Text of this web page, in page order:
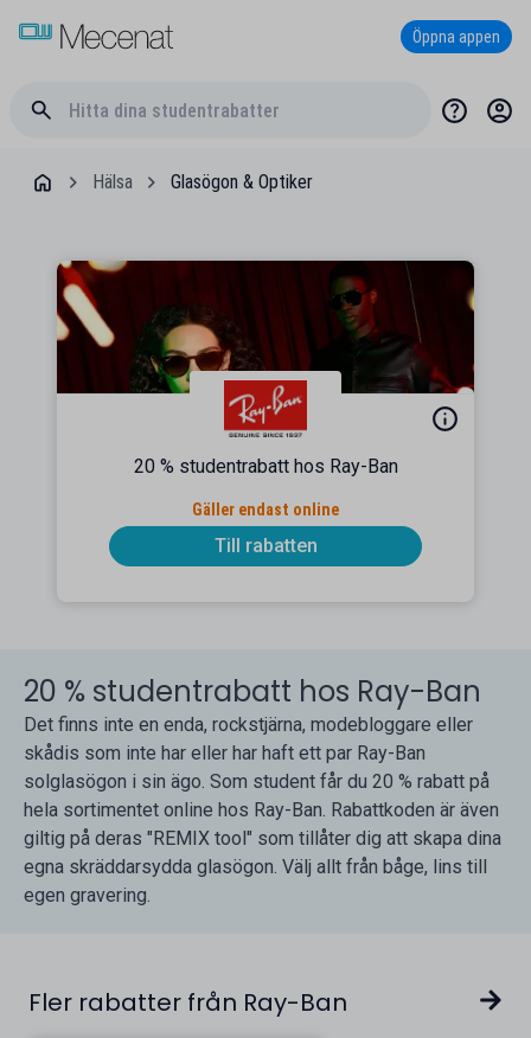
Öppna appen
Hälsa Glasögon & Optiker
20 % studentrabatt hos Ray-Ban
Gäller endast online
Till rabatten
20 % studentrabatt hos Ray-Ban
Det finns inte en enda, rockstjärna, modebloggare eller
skådis som inte har eller har haft ett par Ray-Ban
solglasögon i sin ägo. Som student får du 20 % rabatt på
hela sortimentet online hos Ray-Ban. Rabattkoden är även
giltig på deras "REMIX tool" som tillåter dig att skapa dina
egna skräddarsydda glasögon. Välj allt från båge, lins till
egen gravering.
Fler rabatter från Ray-Ban